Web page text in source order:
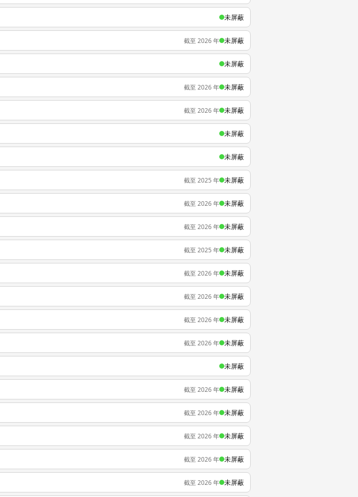
未屏蔽
截至 2026 年 未屏蔽
未屏蔽
截至 2026 年 未屏蔽
截至 2026 年 未屏蔽
未屏蔽
未屏蔽
截至 2025 年 未屏蔽
截至 2026 年 未屏蔽
截至 2026 年 未屏蔽
截至 2025 年 未屏蔽
截至 2026 年 未屏蔽
截至 2026 年 未屏蔽
截至 2026 年 未屏蔽
截至 2026 年 未屏蔽
未屏蔽
截至 2026 年 未屏蔽
截至 2026 年 未屏蔽
截至 2026 年 未屏蔽
截至 2026 年 未屏蔽
截至 2026 年 未屏蔽